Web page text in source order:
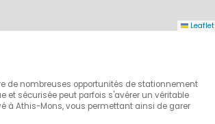
Leaflet
de nombreuses opportunités de stationnement
et sécurisée peut parfois s'avérer un véritable
à Athis-Mons, vous permettant ainsi de garer